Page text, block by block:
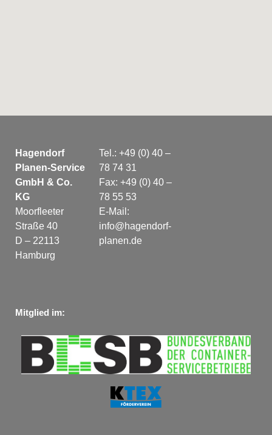
Hagendorf
Planen-Service
GmbH & Co.
KG
Moorfleeter
Straße 40
D – 22113
Hamburg
Tel.: +49 (0) 40 –
78 74 31
Fax: +49 (0) 40 –
78 55 53
E-Mail:
info@hagendorf-
planen.de
Mitglied im: